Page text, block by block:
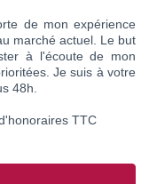
de mon expérience
marché actuel. Le but
à l'écoute de mon
Je suis à votre
48h.
TTC